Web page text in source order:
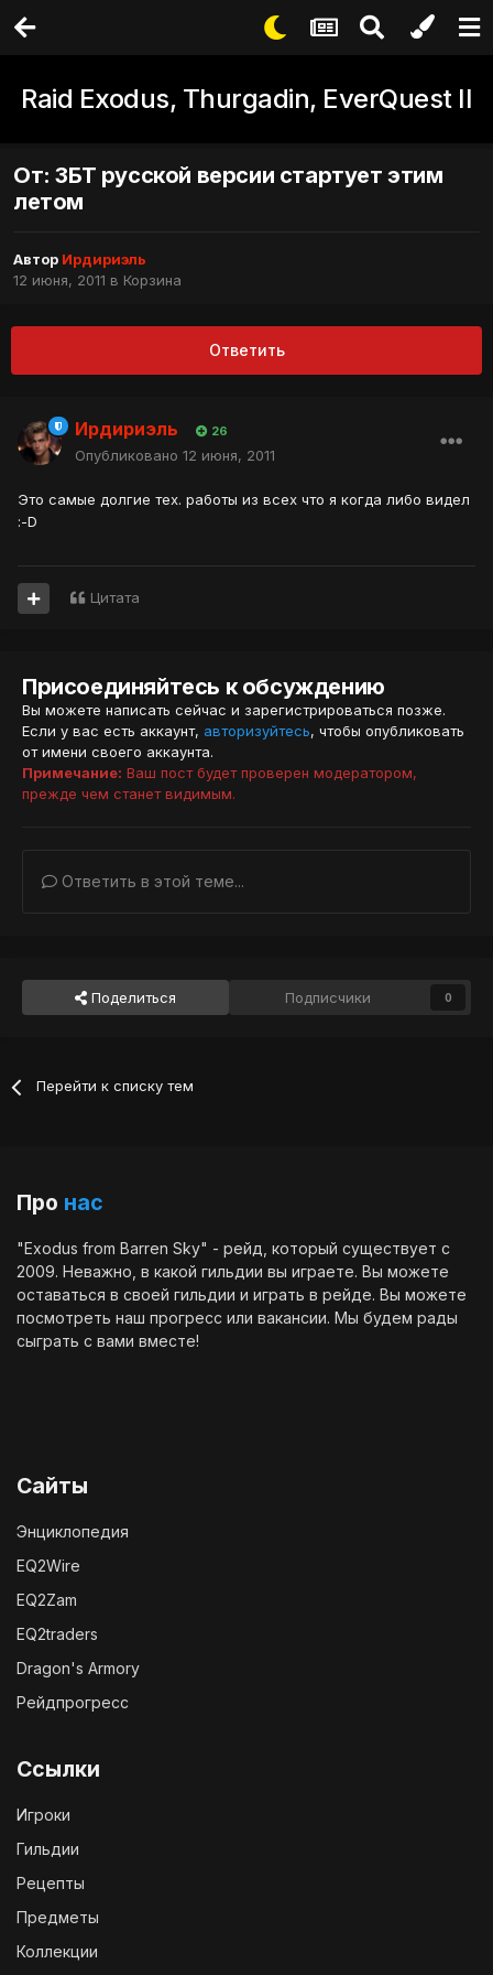
Raid Exodus, Thurgadin, EverQuest II
От: ЗБТ русской версии стартует этим
летом
Автор Ирдириэль
12 июня, 2011 в Корзина
Ответить
Ирдириэль 26
Опубликовано 12 июня, 2011
Это самые долгие тех. работы из всех что я когда либо видел
:-D
Цитата
Присоединяйтесь к обсуждению
Вы можете написать сейчас и зарегистрироваться позже.
Если у вас есть аккаунт, авторизуйтесь, чтобы опубликовать
от имени своего аккаунта.
Примечание: Ваш пост будет проверен модератором,
прежде чем станет видимым.
Ответить в этой теме...
Поделиться Подписчики 0
Перейти к списку тем
Про нас
"Exodus from Barren Sky" - рейд, который существует с
2009. Неважно, в какой гильдии вы играете. Вы можете
оставаться в своей гильдии и играть в рейде. Вы можете
посмотреть наш прогресс или вакансии. Мы будем рады
сыграть с вами вместе!
Сайты
Энциклопедия
EQ2Wire
EQ2Zam
EQ2traders
Dragon's Armory
Рейдпрогресс
Ссылки
Игроки
Гильдии
Рецепты
Предметы
Коллекции